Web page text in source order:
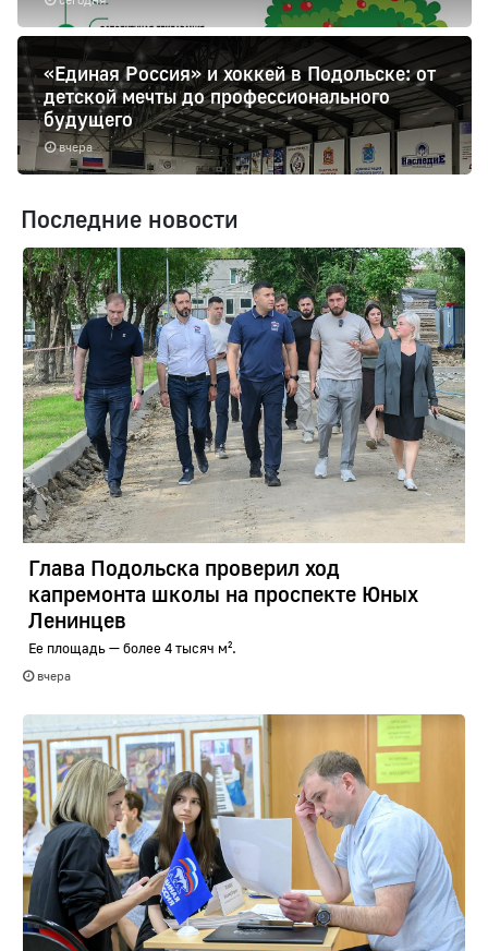
вчера
«Единая Россия» и хоккей в Подольске: от
детской мечты до профессионального
будущего
Последние новости
Глава Подольска проверил ход
капремонта школы на проспекте Юных
Ленинцев
Ее площадь — более 4 тысяч м².
вчера